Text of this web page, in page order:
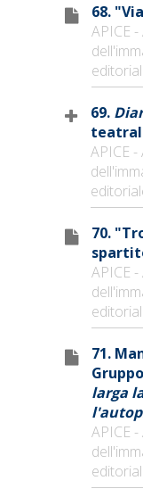
68.
APICE
69.
APICE
70.
APICE
71.
larga
APICE